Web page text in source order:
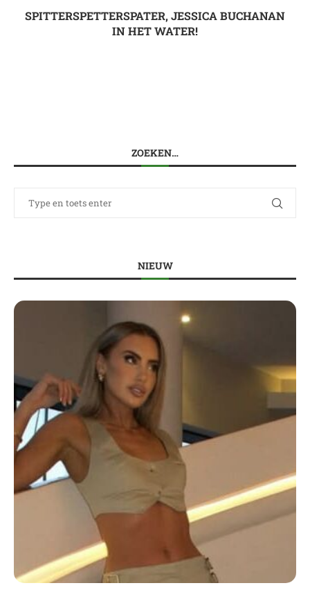
SPITTERSPETTERSPATER, JESSICA BUCHANAN
IN HET WATER!
ZOEKEN…
NIEUW